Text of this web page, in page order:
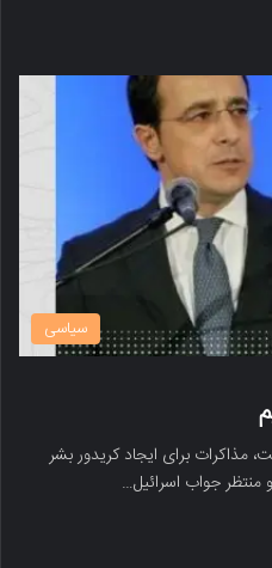
سیاسی
مذاکرات برای ایجاد کریدور بشر
منتظر جواب اسرائیل…